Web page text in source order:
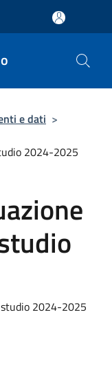
e dati >
2024-2025
2024-2025